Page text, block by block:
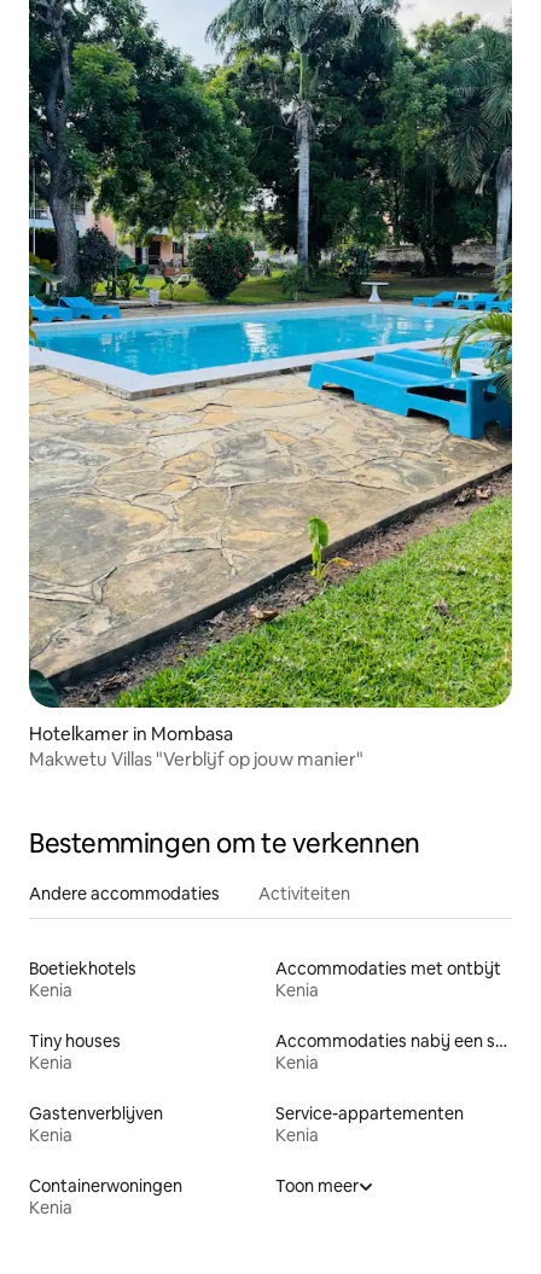
Hotelkamer in Mombasa
Makwetu Villas "Verblijf op jouw manier"
Bestemmingen om te verkennen
Andere accommodaties Activiteiten
Boetiekhotels
Kenia
Accommodaties met ontbijt
Kenia
Tiny houses
Kenia
Accommodaties nabij een strand
Kenia
Gastenverblijven
Kenia
Service-appartementen
Kenia
Containerwoningen
Kenia
Toon meer